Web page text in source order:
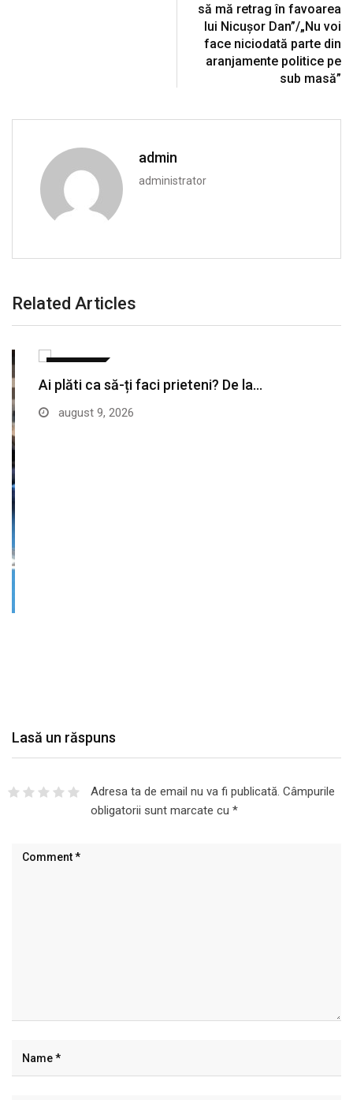
să mă retrag în favoarea
lui Nicușor Dan”/„Nu voi
face niciodată parte din
aranjamente politice pe
sub masă”
admin
administrator
Related Articles
Ai plăti ca să-ți faci prieteni? De la…
august 9, 2026
Lasă un răspuns
Adresa ta de email nu va fi publicată. Câmpurile
obligatorii sunt marcate cu *